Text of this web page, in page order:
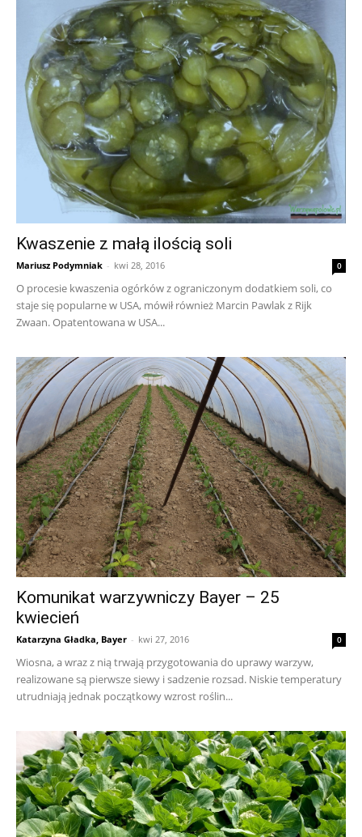
Kwaszenie z małą ilością soli
Mariusz Podymniak - kwi 28, 2016 0
O procesie kwaszenia ogórków z ograniczonym dodatkiem soli, co
staje się popularne w USA, mówił również Marcin Pawlak z Rijk
Zwaan. Opatentowana w USA...
Komunikat warzywniczy Bayer – 25
kwiecień
Katarzyna Gładka, Bayer - kwi 27, 2016 0
Wiosna, a wraz z nią trwają przygotowania do uprawy warzyw,
realizowane są pierwsze siewy i sadzenie rozsad. Niskie temperatury
utrudniają jednak początkowy wzrost roślin...